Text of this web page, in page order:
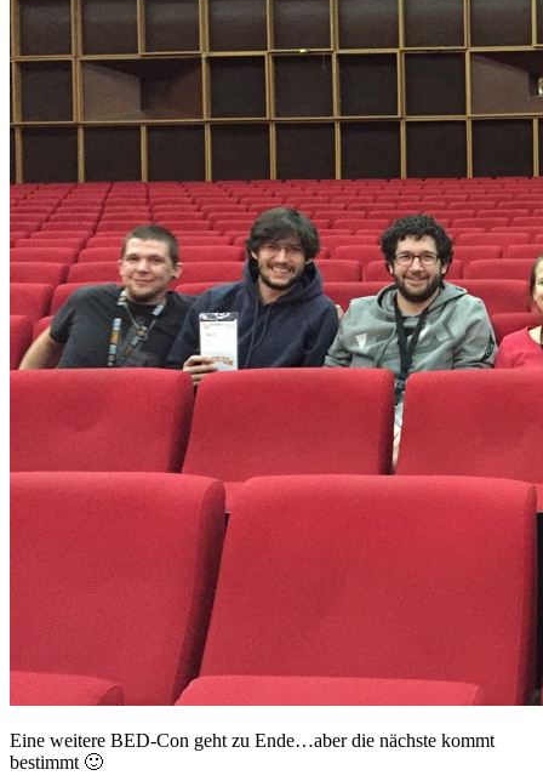
Eine weitere BED-Con geht zu Ende…aber die nächste kommt
bestimmt 🙂